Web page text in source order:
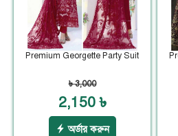
Premium Georgette Party Suit
৳ 3,000
2,150 ৳
অর্ডার করুন